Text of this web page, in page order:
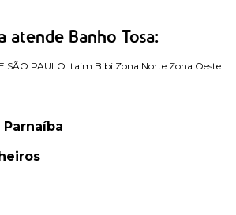
atende Banho Tosa:
SÃO PAULO Itaim Bibi Zona Norte Zona Oeste
Parnaíba